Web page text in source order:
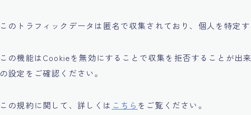
このトラフィックデータは匿名で収集されており、個人を特定す
この機能はCookieを無効にすることで収集を拒否することが出
の設定をご確認ください。
この規約に関して、詳しくは こちら をご覧ください。